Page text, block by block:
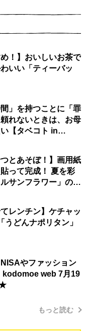
！】おいしいお茶で
いい「ティーバッ
」を持つことに「罪
れないときは、お母
【タベコト in
とあそぼ！】画用紙
って完成！ 夏を彩
サンフラワー」の作
レンチン】ケチャッ
うどんナポリタン」
やファッション
kodomoe web 7月19
もっと読む